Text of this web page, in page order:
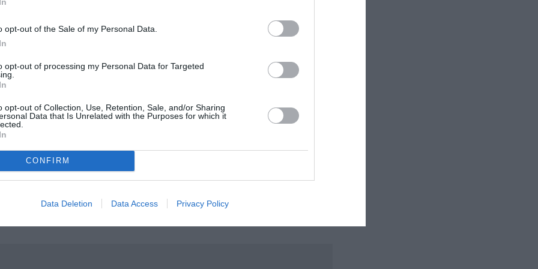
opt-out of the Sale of my Personal Data.
opt-out of processing my Personal Data for Targeted
opt-out of Collection, Use, Retention, Sale, and/or Sharing
Data that Is Unrelated with the Purposes for which it
CONFIRM
Data Deletion Data Access Privacy Policy
1, Τιμή € 17,50
πρώτοι όλες τις ειδήσεις
στο